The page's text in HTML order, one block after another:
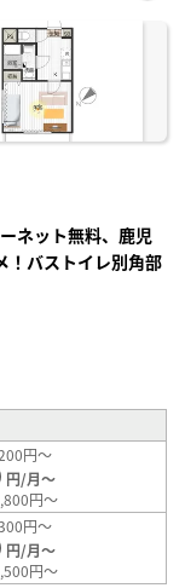
に入
ネット無料、鹿児
！バストイレ別角部
円～
円/月～
円～
円～
円/月～
円～